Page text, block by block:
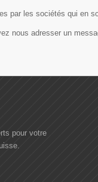
par les sociétés qui en
nous adresser un
pour votre